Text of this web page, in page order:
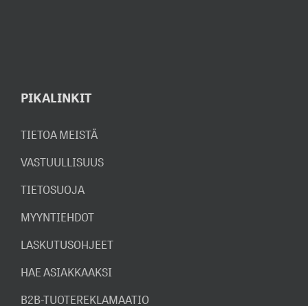
PIKALINKIT
TIETOA MEISTÄ
VASTUULLISUUS
TIETOSUOJA
MYYNTIEHDOT
LASKUTUSOHJEET
HAE ASIAKKAAKSI
B2B-TUOTEREKLAMAATIO